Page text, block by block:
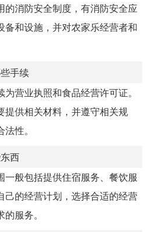
的消防安全制度，有消防安全应
备和设施，并对农家乐经营者和
手续
营业执照和食品经营许可证。
提供相关材料，并遵守相关规
性。
西
一般包括提供住宿服务、餐饮服
己的经营计划，选择合适的经营
服务。